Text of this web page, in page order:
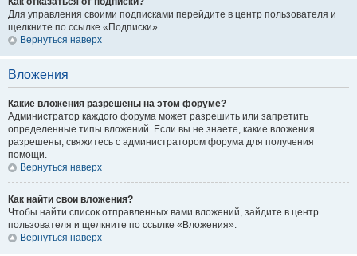
Для управления своими подписками перейдите в центр пользователя и
щелкните по ссылке «Подписки».
Вернуться наверх
Вложения
Какие вложения разрешены на этом форуме?
Администратор каждого форума может разрешить или запретить
определенные типы вложений. Если вы не знаете, какие вложения
разрешены, свяжитесь с администратором форума для получения
помощи.
Вернуться наверх
Как найти свои вложения?
Чтобы найти список отправленных вами вложений, зайдите в центр
пользователя и щелкните по ссылке «Вложения».
Вернуться наверх